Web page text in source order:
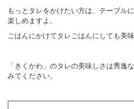
もっとタレをかけたい方は、テーブル
楽しめますよ。
ごはんにかけてタレごはんにしても美味
「きくかわ」のタレの美味しさは秀逸
みてください。